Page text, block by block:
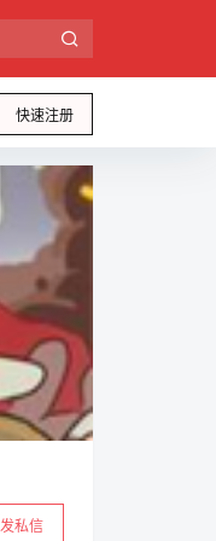
快速注册
发私信